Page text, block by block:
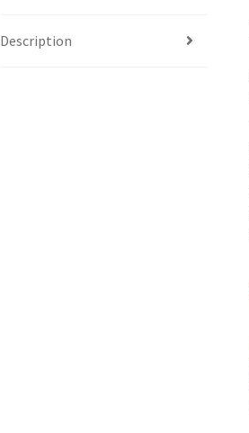
Description